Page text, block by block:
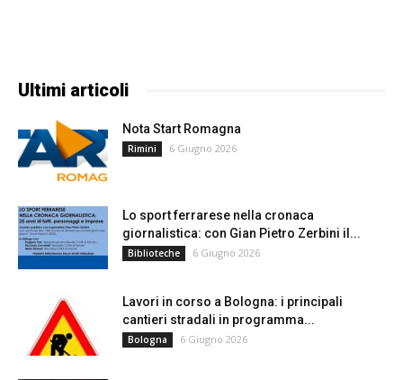
Ultimi articoli
Nota Start Romagna
Rimini 6 Giugno 2026
Lo sport ferrarese nella cronaca
giornalistica: con Gian Pietro Zerbini il...
Biblioteche 6 Giugno 2026
Lavori in corso a Bologna: i principali
cantieri stradali in programma...
Bologna 6 Giugno 2026